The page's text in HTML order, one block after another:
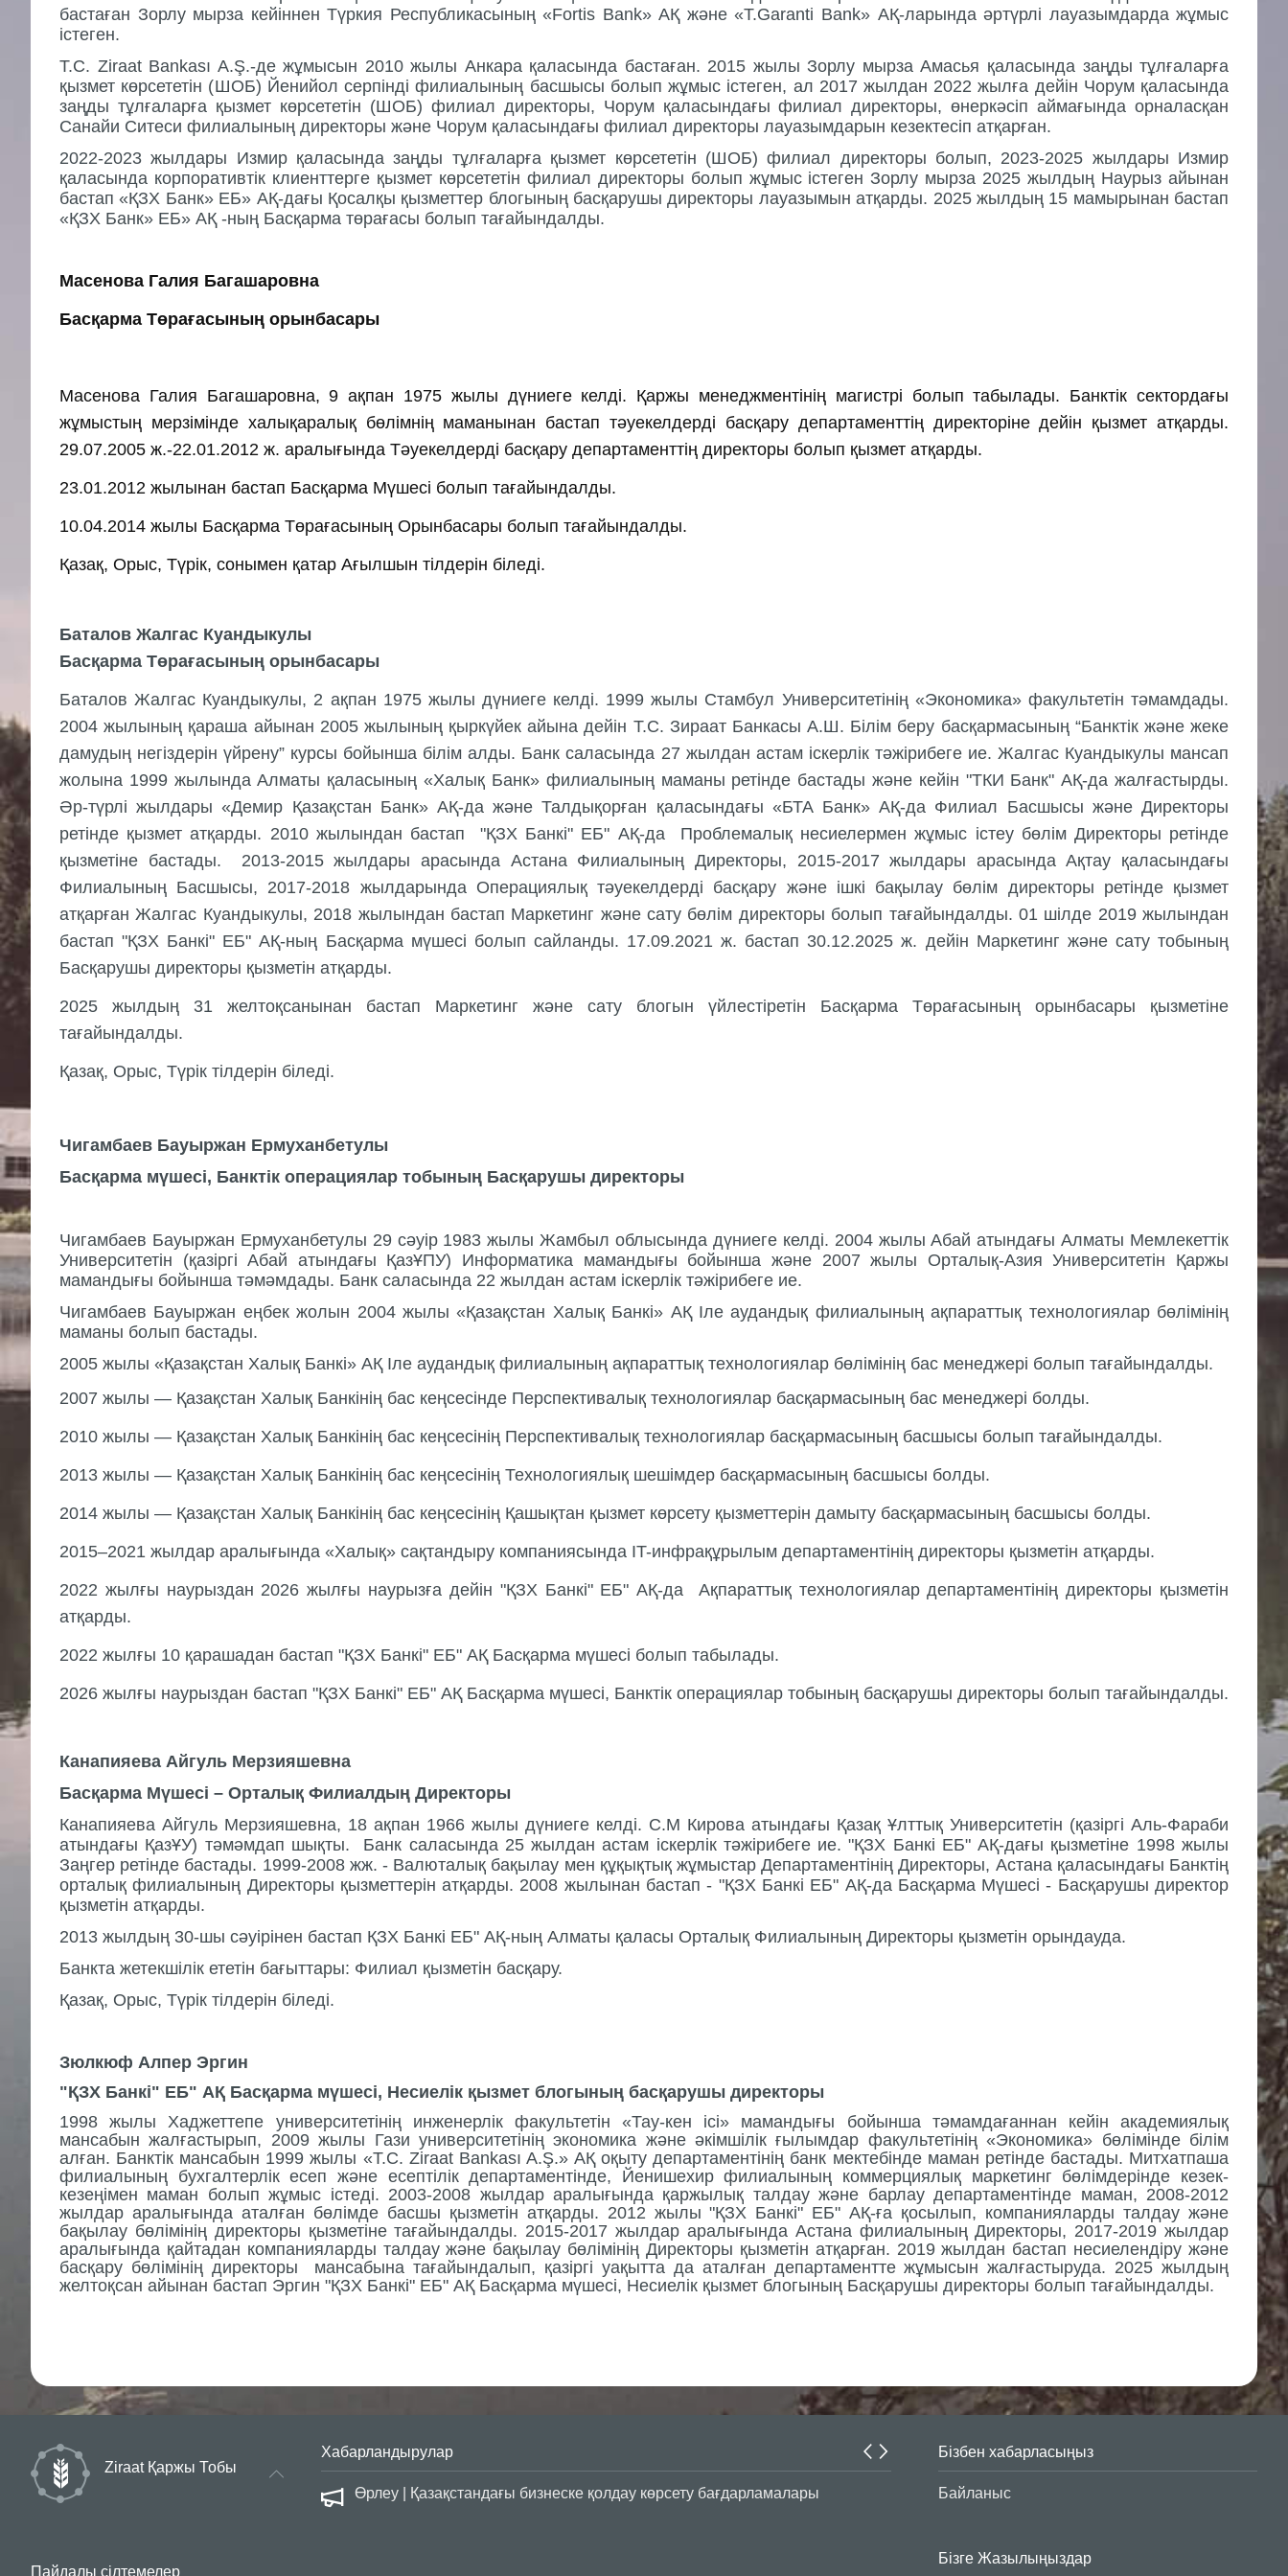
бастаған Зорлу мырза кейіннен Түркия Республикасының«Fortis Bank»АҚ және«T.Garanti Bank» АҚ-ларында әртүрлі лауазымдарда жұмыс
істеген.
T.C. Ziraat Bankası A.Ş.-де жұмысын 2010жылы Анкара қаласында бастаған. 2015 жылы Зорлу мырза Амасья қаласында заңды тұлғаларға
қызмет көрсететін (ШОБ) Йенийол серпінді филиалының басшысы болып жұмыс істеген, ал 2017 жылдан 2022жылға дейін Чорум қаласында
заңды тұлғаларға қызмет көрсететін (ШОБ) филиал директоры, Чорум қаласындағы филиал директоры,өнеркәсіп аймағында орналасқан
Санайи Ситеси филиалының директоры және Чорум қаласындағы филиал директоры лауазымдарын кезектесіп атқарған.
2022-2023жылдары Измир қаласында заңды тұлғаларға қызмет көрсететін (ШОБ)филиал директоры болып, 2023-2025 жылдары Измир
қаласында корпоративтік клиенттерге қызмет көрсететін филиал директоры болып жұмыс істеген Зорлу мырза 2025жылдың Наурыз айынан
бастап «ҚЗХ Банк» ЕБ» АҚ-дағы Қосалқы қызметтер блогының басқарушы директоры лауазымын атқарды. 2025 жылдың15 мамырынан бастап
«ҚЗХ Банк» ЕБ» АҚ -ның Басқарма төрағасы болып тағайындалды.
Масенова Галия Багашаровна
Басқарма Төрағасының орынбасары
Масенова Галия Багашаровна, 9 ақпан 1975 жылы дүниеге келді. Қаржы менеджментiнiң магистрi болып табылады. Банктiк сектордағы
жұмыстың мерзiмiнде халықаралық бөлiмнiң маманынан бастап тәуекелдерді басқару департаменттiң директоріне дейін қызмет атқарды.
29.07.2005 ж.-22.01.2012 ж. аралығында Тәуекелдерді басқару департаменттiң директоры болып қызмет атқарды.
23.01.2012 жылынан бастап Басқарма Мүшесі болып тағайындалды.
10.04.2014 жылы Басқарма Төрағасының Орынбасары болып тағайындалды.
Қазақ, Орыс, Түрiк, сонымен қатар Ағылшын тiлдерiн бiледi.
Баталов Жалгас Куандыкулы
Басқарма Төрағасының орынбасары
Баталов Жалгас Куандыкулы, 2 ақпан 1975 жылы дүниеге келді. 1999 жылы Стамбул Университетінің «Экономика» факультетін тәмамдады.
2004 жылының қараша айынан 2005 жылының қыркүйек айына дейін Т.С. Зираат Банкасы А.Ш. Білім беру басқармасының “Банктік және жеке
дамудың негіздерін үйрену” курсы бойынша білім алды. Банк саласында 27 жылдан астам іскерлік тәжірибеге ие. Жалгас Куандыкулы мансап
жолына 1999 жылында Алматы қаласының «Халық Банк» филиалының маманы ретінде бастады және кейін "ТКИ Банк" АҚ-да жалғастырды.
Әр-түрлі жылдары «Демир Қазақстан Банк» АҚ-да және Талдықорған қаласындағы «БТА Банк» АҚ-да Филиал Басшысы және Директоры
ретінде қызмет атқарды. 2010 жылындан бастап "ҚЗХ Банкi" ЕБ" АҚ-да Проблемалық несиелермен жұмыс істеу бөлім Директоры ретінде
қызметіне бастады. 2013-2015 жылдары арасында Астана Филиалының Директоры, 2015-2017 жылдары арасында Ақтау қаласындағы
Филиалының Басшысы, 2017-2018 жылдарында Операциялық тәуекелдерді басқару және ішкі бақылау бөлім директоры ретінде қызмет
атқарған Жалгас Куандыкулы, 2018 жылындан бастап Маркетинг және сату бөлім директоры болып тағайындалды. 01 шілде 2019 жылындан
бастап "ҚЗХ Банкi" ЕБ" АҚ-ның Басқарма мүшесі болып сайланды. 17.09.2021 ж. бастап 30.12.2025 ж. дейін Маркетинг және сату тобының
Басқарушы директоры қызметін атқарды.
2025 жылдың 31 желтоқсанынан бастап Маркетинг және сату блогын үйлестіретін Басқарма Төрағасының орынбасары қызметіне
тағайындалды.
Қазақ, Орыс, Түрiк тiлдерiн бiледi.
Чигамбаев Бауыржан Ермуханбетулы
Басқарма мүшесі, Банктік операциялар тобының Басқарушы директоры
Чигамбаев Бауыржан Ермуханбетулы 29 сәуір 1983 жылы Жамбыл облысында дүниеге келді. 2004 жылы Абай атындағы Алматы Мемлекеттік
Университетін (қазіргі Абай атындағы ҚазҰПУ) Информатика мамандығы бойынша және 2007 жылы Орталық-Азия Университетін Қаржы
мамандығы бойынша тәмәмдады. Банк саласында 22 жылдан астам іскерлік тәжірибеге ие.
Чигамбаев Бауыржан еңбек жолын 2004 жылы «Қазақстан Халық Банкі» АҚ Іле аудандық филиалының ақпараттық технологиялар бөлімінің
маманы болып бастады.
2005 жылы «Қазақстан Халық Банкі» АҚ Іле аудандық филиалының ақпараттық технологиялар бөлімінің бас менеджері болып тағайындалды.
2007 жылы — Қазақстан Халық Банкінің бас кеңсесінде Перспективалық технологиялар басқармасының бас менеджері болды.
2010 жылы — Қазақстан Халық Банкінің бас кеңсесінің Перспективалық технологиялар басқармасының басшысы болып тағайындалды.
2013 жылы — Қазақстан Халық Банкінің бас кеңсесінің Технологиялық шешімдер басқармасының басшысы болды.
2014 жылы — Қазақстан Халық Банкінің бас кеңсесінің Қашықтан қызмет көрсету қызметтерін дамыту басқармасының басшысы болды.
2015–2021 жылдар аралығында «Халық» сақтандыру компаниясында IT-инфрақұрылым департаментінің директоры қызметін атқарды.
2022 жылғы наурыздан 2026 жылғы наурызға дейін "ҚЗХ Банкi" ЕБ" АҚ-да Ақпараттық технологиялар департаментінің директоры қызметін
атқарды.
2022 жылғы 10 қарашадан бастап "ҚЗХ Банкi" ЕБ" АҚ Басқарма мүшесі болып табылады.
2026 жылғы наурыздан бастап "ҚЗХ Банкi" ЕБ" АҚ Басқарма мүшесі, Банктік операциялар тобының басқарушы директоры болып тағайындалды.
Канапияева Айгуль Мерзияшевна
Басқарма Мүшесі – Орталық Филиалдың Директоры
Канапияева Айгуль Мерзияшевна, 18 ақпан 1966 жылы дүниеге келді. С.М Кирова атындағы Қазақ Ұлттық Университетін (қазіргі Аль-Фараби
атындағы ҚазҰУ) тәмәмдап шықты. Банк саласында 25 жылдан астам іскерлік тәжірибеге ие. "ҚЗХ Банкi ЕБ" АҚ-дағы қызметіне 1998 жылы
Заңгер ретінде бастады. 1999-2008 жж. - Валюталық бақылау мен құқықтық жұмыстар Департаментінің Директоры, Астана қаласындағы Банктің
орталық филиалының Директоры қызметтерін атқарды. 2008 жылынан бастап - "ҚЗХ Банкі ЕБ" АҚ-да Басқарма Мүшесі - Басқарушы директор
қызметін атқарды.
2013 жылдың 30-шы сәуірінен бастап ҚЗХ Банкі ЕБ" АҚ-ның Алматы қаласы Орталық Филиалының Директоры қызметін орындауда.
Банкта жетекшілік ететін бағыттары: Филиал қызметін басқару.
Қазақ, Орыс, Түрік тілдерін біледі.
Зюлкюф Алпер Эргин
"ҚЗХ Банкi" ЕБ" АҚ Басқарма мүшесі, Несиелік қызмет блогының басқарушы директоры
1998 жылы Хаджеттепе университетінің инженерлік факультетін «Тау-кен ісі» мамандығы бойынша тәмамдағаннан кейін академиялық
мансабын жалғастырып, 2009 жылы Гази университетінің экономика және әкімшілік ғылымдар факультетінің«Экономика» бөлімінде білім
алған. Банктік мансабын 1999 жылы «T.C. Ziraat Bankası A.Ş.» АҚ оқыту департаментінің банк мектебінде маман ретінде бастады. Митхатпаша
филиалының бухгалтерлік есеп және есептілік департаментінде, Йенишехир филиалының коммерциялық маркетинг бөлімдерінде кезек-
кезеңімен маман болып жұмыс істеді. 2003-2008 жылдар аралығында қаржылық талдау және барлау департаментінде маман, 2008-2012
жылдар аралығында аталған бөлімде басшы қызметін атқарды. 2012 жылы "ҚЗХ Банкi" ЕБ" АҚ-ға қосылып, компанияларды талдау және
бақылау бөлімінің директоры қызметіне тағайындалды. 2015-2017 жылдар аралығында Астана филиалыныңДиректоры, 2017-2019 жылдар
аралығында қайтадан компанияларды талдау және бақылау бөлімінің Директоры қызметін атқарған. 2019 жылдан бастап несиелендіру және
басқару бөлімінің директоры мансабына тағайындалып, қазіргі уақытта да аталған департаменттежұмысын жалғастыруда. 2025 жылдың
желтоқсан айынан бастап Эргин "ҚЗХ Банкi" ЕБ" АҚ Басқарма мүшесі, Несиелік қызмет блогының Басқарушы директоры болып тағайындалды.
Ziraat Қаржы Тобы
Хабарландырулар
Өрлеу | Қазақстандағы бизнеске қолдау көрсету бағдарламалары Интернет-алаяқтар белсенділігін арттырды
Пайдалы сілтемелер
Бізбен хабарласыңыз
Байланыс
Бізге Жазылыңыздар